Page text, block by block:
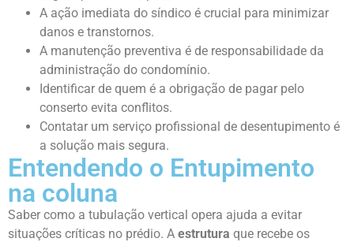
A ação imediata do síndico é crucial para minimizar
danos e transtornos.
A manutenção preventiva é de responsabilidade da
administração do condomínio.
Identificar de quem é a obrigação de pagar pelo
conserto evita conflitos.
Contatar um serviço profissional de desentupimento é
a solução mais segura.
Entendendo o Entupimento
na coluna
Saber como a tubulação vertical opera ajuda a evitar
situações críticas no prédio. A estrutura que recebe os